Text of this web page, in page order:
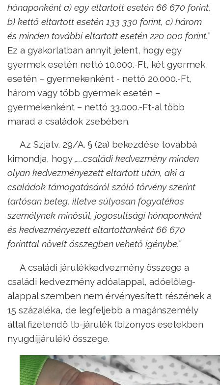
hónaponként a) egy eltartott esetén 66 670 forint,
b) kettő eltartott esetén 133 330 forint, c) három
és minden további eltartott esetén 220 000 forint.”
Ez a gyakorlatban annyit jelent, hogy egy
gyermek esetén nettó 10.000.-Ft, két gyermek
esetén – gyermekenként - nettó 20.000.-Ft,
három vagy több gyermek esetén –
gyermekenként – nettó 33.000.-Ft-al több
marad a családok zsebében.
Az Szjatv. 29/A. § (2a) bekezdése továbbá
kimondja, hogy„...családi kedvezmény minden
olyan kedvezményezett eltartott után, aki a
családok támogatásáról szóló törvény szerint
tartósan beteg, illetve súlyosan fogyatékos
személynek minősül, jogosultsági hónaponként
és kedvezményezett eltartottanként 66 670
forinttal növelt összegben vehető igénybe.”
A családi járulékkedvezmény összege a
családi kedvezmény adóalappal, adóelőleg-
alappal szemben nem érvényesített részének a
15 százaléka, de legfeljebb a magánszemély
által fizetendő tb-járulék (bizonyos esetekben
nyugdíjjárulék) összege.